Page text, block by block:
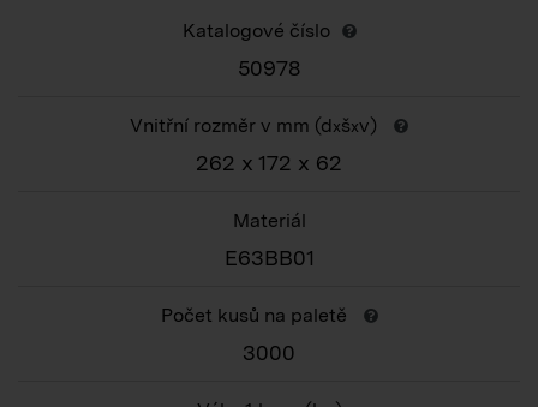
Katalogové číslo
50978
Vnitřní rozměr v mm (dxšxv)
262 x 172 x 62
Materiál
E63BB01
Počet kusů na paletě
3000